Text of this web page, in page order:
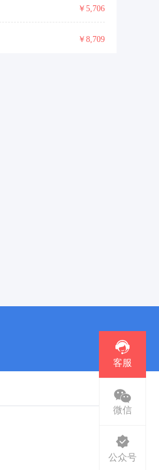
￥5,706
￥8,709
客服
微信
公众号